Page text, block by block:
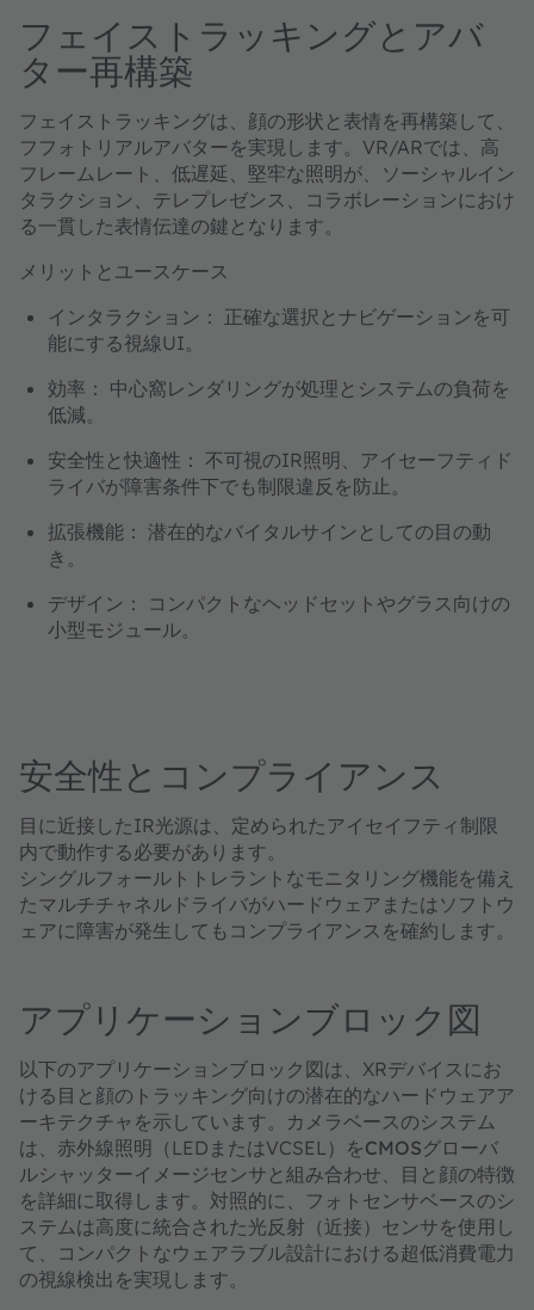
フェイストラッキングとアバ
ター再構築
フェイストラッキングは、顔の形状と表情を再構築して、
フフォトリアルアバターを実現します。VR/ARでは、高
フレームレート、低遅延、堅牢な照明が、ソーシャルイン
タラクション、テレプレゼンス、コラボレーションにおけ
る一貫した表情伝達の鍵となります。
メリットとユースケース
インタラクション： 正確な選択とナビゲーションを可
能にする視線UI。
効率： 中心窩レンダリングが処理とシステムの負荷を
低減。
安全性と快適性： 不可視のIR照明、アイセーフティド
ライバが障害条件下でも制限違反を防止。
拡張機能： 潜在的なバイタルサイン としての目の動
き。
デザイン： コンパクトなヘッドセットやグラス向けの
小型モジュール。
安全性とコンプライアンス
目に近接したIR光源は、定められた アイセイフティ制限
内で動作する必要があります。
シングルフォールトトレラントなモニタリング機能を備え
たマルチチャネルドライバがハードウェアまたはソフトウ
ェアに障害が発生してもコンプライアンスを確約します。
アプリケーションブロック図
以下のアプリケーションブロック図は、XRデバイスにお
ける目と顔のトラッキング向けの潜在的なハードウェアア
ーキテクチャを示しています。 カメラベースのシステム
は、赤外線照明（LEDまたはVCSEL）をCMOSグローバ
ルシャッターイメージセンサ と組み合わせ、目と顔の特徴
を詳細に取得します。対照的に、 フォトセンサベースのシ
ステムは高度に統合された光反射（近接）センサを使用し
て、コンパクトなウェアラブル設計における超低消費電力
の視線検出を実現します。